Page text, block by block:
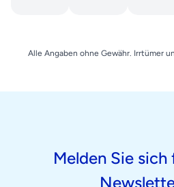
Alle Angaben ohne Gewähr. Irrtümer
Melden Sie sich